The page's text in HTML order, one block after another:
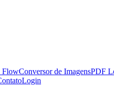
FlowConversor de ImagensPDF
Login